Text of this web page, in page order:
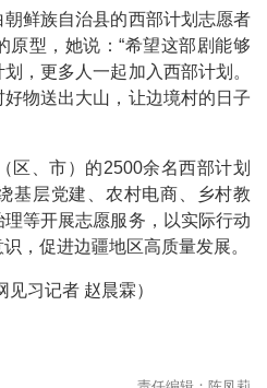
鲜族自治县的西部计划志愿者
原型，她说：“希望这部剧能够
，更多人一起加入西部计划。
物送出大山，让边境村的日子
区、市）的2500余名西部计划
基层党建、农村电商、乡村教
等开展志愿服务，以实际行动
，促进边疆地区高质量发展。
见习记者 赵晨霖）